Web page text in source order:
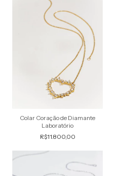
Colar Coração de Diamante
Laboratório
R$11.800,00